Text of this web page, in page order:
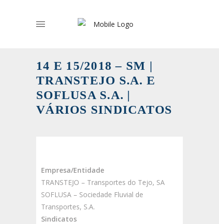
14 E 15/2018 – SM |
TRANSTEJO S.A. E
SOFLUSA S.A. |
VÁRIOS SINDICATOS
Empresa/Entidade
TRANSTEJO – Transportes do Tejo, SA
SOFLUSA – Sociedade Fluvial de
Transportes, S.A.
Sindicatos